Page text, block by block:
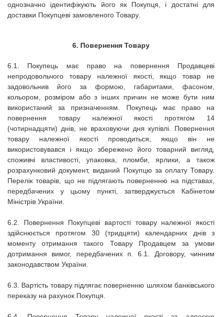
однозначно ідентифікують його як Покупця, і достатні для
доставки Покупцеві замовленого Товару.
6. Повернення Товару
6.1. Покупець має право на повернення Продавцеві
непродовольчого товару належної якості, якщо товар не
задовольнив його за формою, габаритами, фасоном,
кольором, розміром або з інших причин не може бути ним
використаний за призначенням. Покупець має право на
повернення товару належної якості протягом 14
(чотирнадцяти) днів, не враховуючи дня купівлі. Повернення
товару належної якості проводиться, якщо він не
використовувався і якщо збережено його товарний вигляд,
споживчі властивості, упаковка, пломби, ярлики, а також
розрахунковий документ, виданий Покупцю за оплату Товару.
Перелік товарів, що не підлягають поверненню на підставах,
передбачених у цьому пункті, затверджується Кабінетом
Міністрів України.
6.2. Повернення Покупцеві вартості товару належної якості
здійснюється протягом 30 (тридцяти) календарних днів з
моменту отримання такого Товару Продавцем за умови
дотримання вимог, передбачених п. 6.1. Договору, чинним
законодавством України.
6.3. Вартість товару підлягає поверненню шляхом банківського
переказу на рахунок Покупця.